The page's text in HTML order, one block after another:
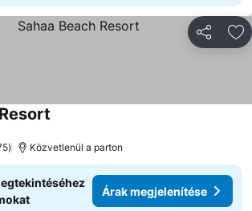
Közvetlenül a parton
Árak megjelenítése